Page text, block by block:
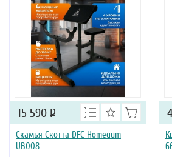
Скамья Скотта DFC Homegym
UB008
15 590 Р